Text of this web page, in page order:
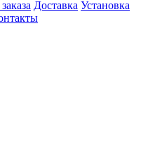
Доставка Установка